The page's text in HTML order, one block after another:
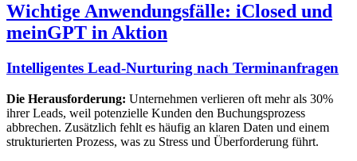
Wichtige Anwendungsfälle: iClosed und
meinGPT in Aktion
Intelligentes Lead-Nurturing nach Terminanfragen
Die Herausforderung: Unternehmen verlieren oft mehr als 30%
ihrer Leads, weil potenzielle Kunden den Buchungsprozess
abbrechen. Zusätzlich fehlt es häufig an klaren Daten und einem
strukturierten Prozess, was zu Stress und Überforderung führt.